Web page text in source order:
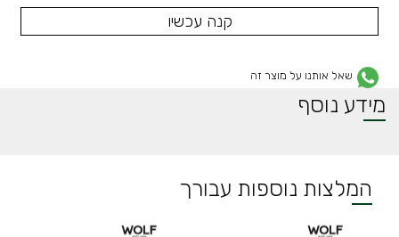
קנה עכשיו
שאל אותנו על מוצר זה
מידע נוסף
המלצות נוספות עבורך